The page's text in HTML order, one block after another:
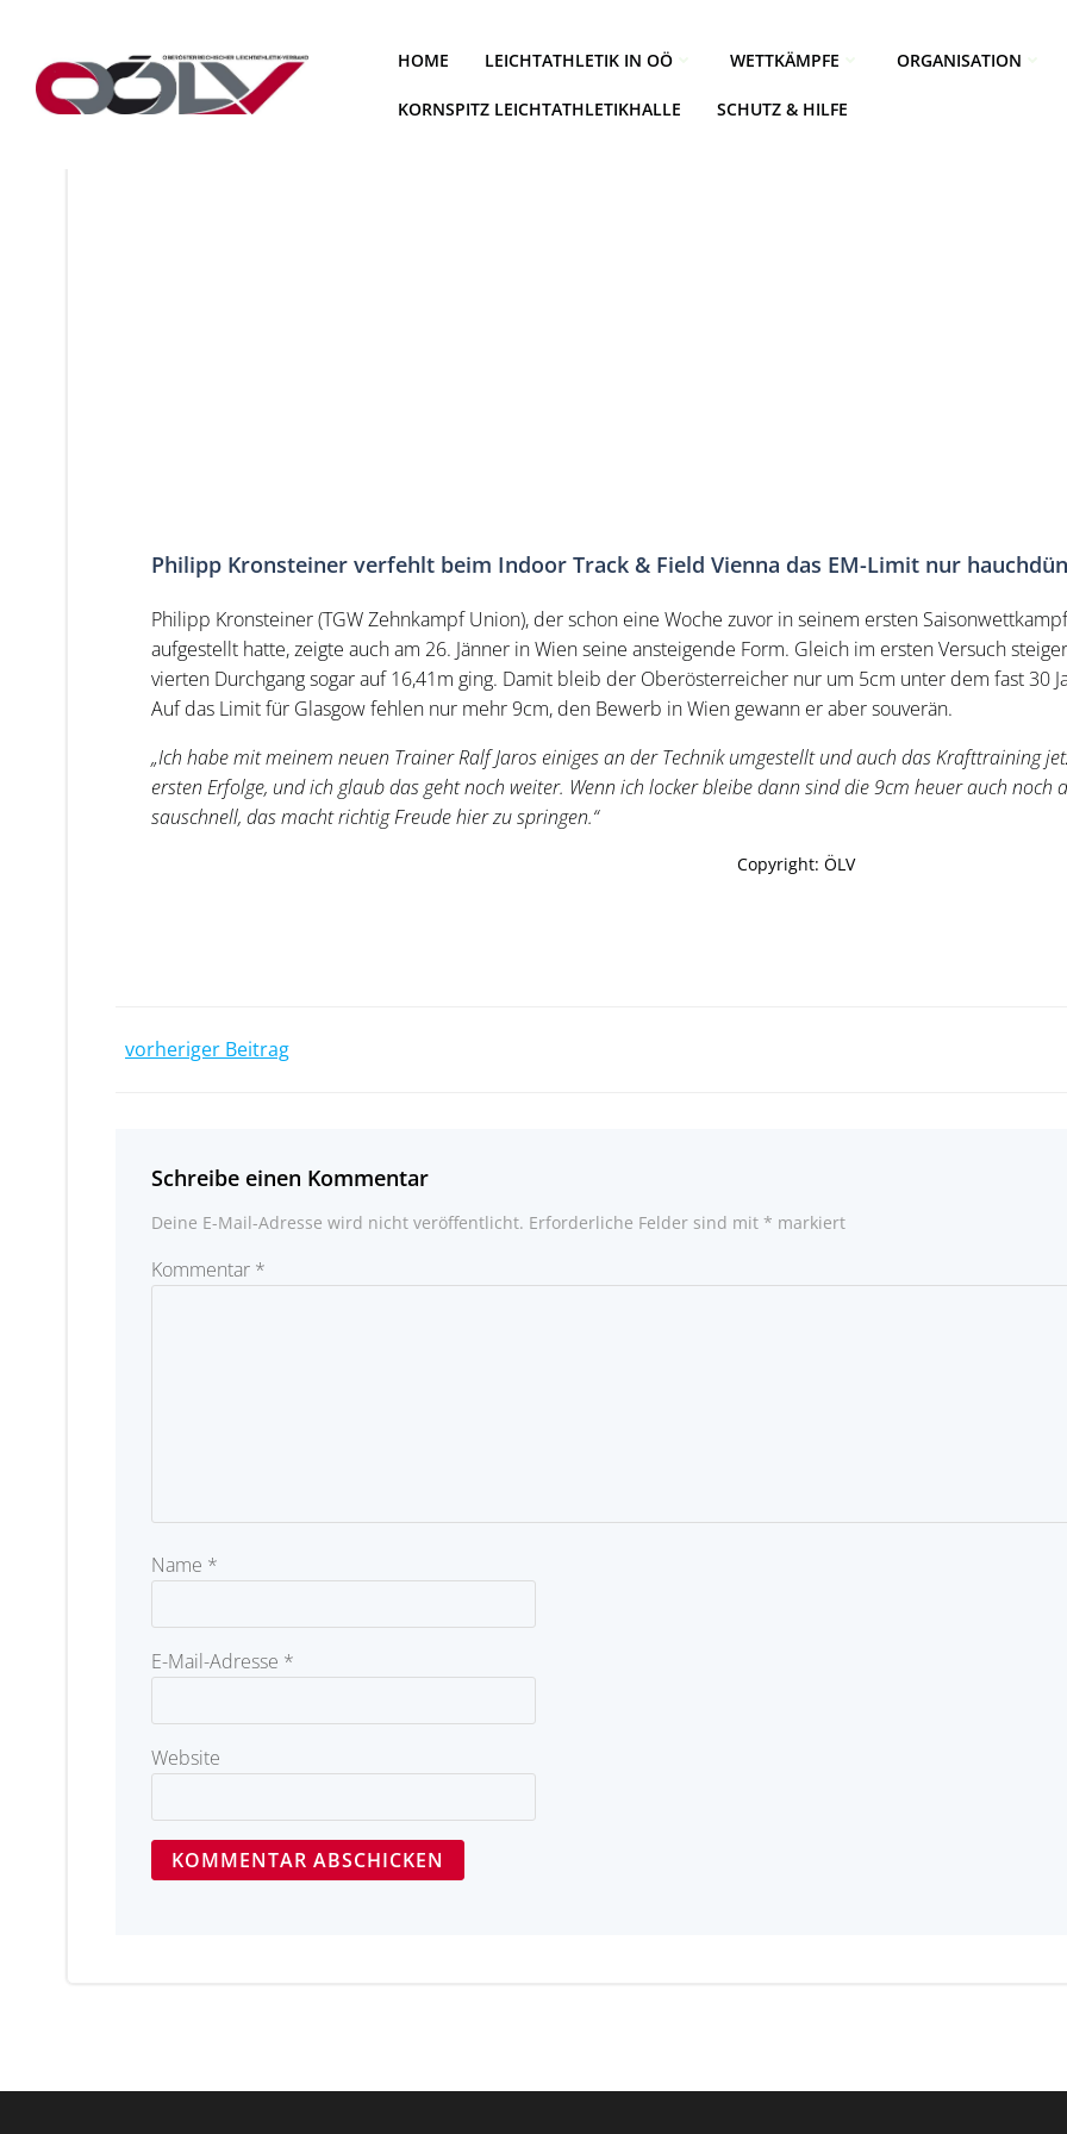
springen
HOME LEICHTATHLETIK IN OÖ WETTKÄMPFE ORGANISATION
KORNSPITZ LEICHTATHLETIKHALLE SCHUTZ & HILFE
Philipp Kronsteiner verfehlt beim Indoor Track & Field Vienna das EM-Limit nur
Philipp Kronsteiner (TGW Zehnkampf Union), der schon eine Woche zuvor in seinem ersten
aufgestellt hatte, zeigte auch am 26. Jänner in Wien seine ansteigende Form. Gleich im ersten Versuch
vierten Durchgang sogar auf 16,41m ging. Damit bleib der Oberösterreicher nur um 5cm unter dem fast 30
Auf das Limit für Glasgow fehlen nur mehr 9cm, den Bewerb in Wien gewann er aber souverän.
„Ich habe mit meinem neuen Trainer Ralf Jaros einiges an der Technik umgestellt und auch das Krafttraining
ersten Erfolge, und ich glaub das geht noch weiter. Wenn ich locker bleibe dann sind die 9cm heuer auch noch
sauschnell, das macht richtig Freude hier zu springen.“
Copyright: ÖLV
Post
vorheriger Beitrag
Schreibe einen Kommentar
Deine E-Mail-Adresse wird nicht veröffentlicht. Erforderliche Felder sind mit * markiert
Kommentar *
Name *
E-Mail-Adresse *
Website